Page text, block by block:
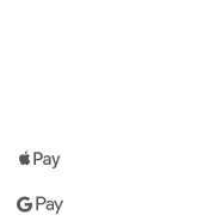
Pay
Google